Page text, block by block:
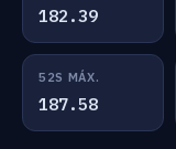
182.39
52S MÁX.
187.58